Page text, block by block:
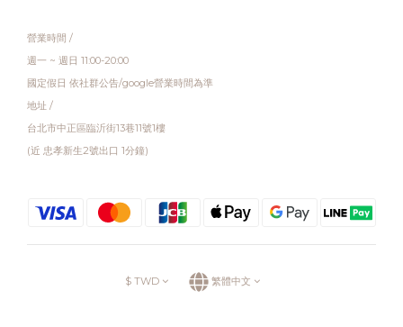
營業時間 /
週一 ~ 週日 11:00-20:00
國定假日 依社群公告/google營業時間為準
地址 /
台北市中正區臨沂街13巷11號1樓
(近 忠孝新生2號出口 1分鐘)
$ TWD 繁體中文